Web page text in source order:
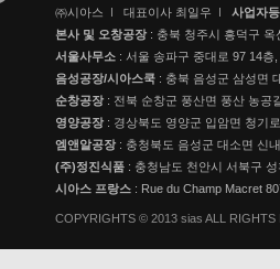
㈜시아스 대표이사 최일우
사업자
본사 및 오창공장 : 충북 청주시 흥덕구
서울사무소 : 서울 송파구 중대로 97 14층,
음성공장/시아스쿡 : 충북 음성군 삼성면
순창공장 : 전북 순창군 풍산면 풍산 농공
영양공장 : 경상북도 영양군 입암면 청기
엠앤알공장 : 충청북도 음성군 대소면 신
(주)정진식품 : 충청남도 천안시 서북구
시아스 프랑스 : Rue du Champ Macret
COPYRIGHTS © 2013 sias ALL RIGHTS